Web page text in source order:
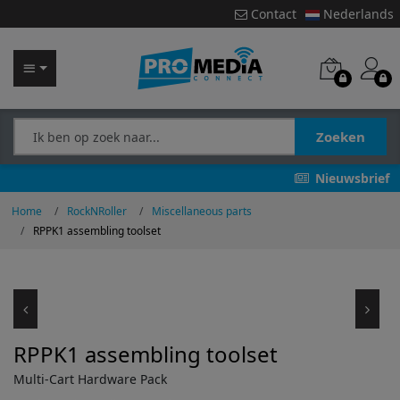
Contact Nederlands
Zoeken
Nieuwsbrief
Home RockNRoller
Miscellaneous parts
RPPK1 assembling toolset
RPPK1 assembling toolset
Multi-Cart Hardware Pack